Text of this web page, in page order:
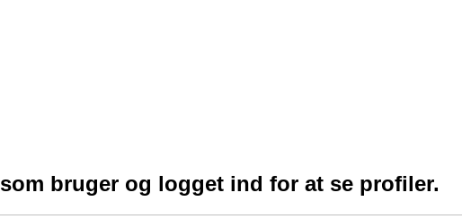
bruger og logget ind for at se profiler.